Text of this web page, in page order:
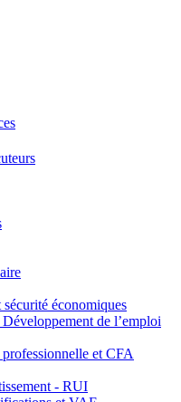
économiques
de l’emploi
et CFA
- RUI